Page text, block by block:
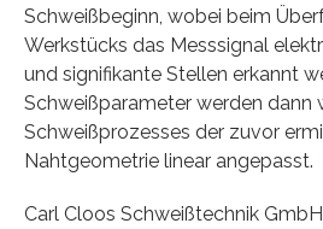
Schweißbeginn, wobei beim
Werkstücks das Messsignal
und signifikante Stellen erkannt
Schweißparameter werden dann
Schweißprozesses der zuvor
Nahtgeometrie linear angepasst.
Carl Cloos Schweißtechnik